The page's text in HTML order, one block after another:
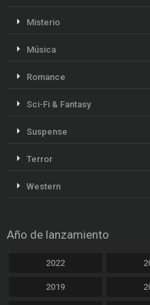
Misterio
Música
Romance
Sci-Fi & Fantasy
Suspense
Terror
Western
Año de lanzamiento
2022
2019